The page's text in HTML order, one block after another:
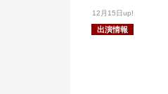
12月15日up!
出演情報